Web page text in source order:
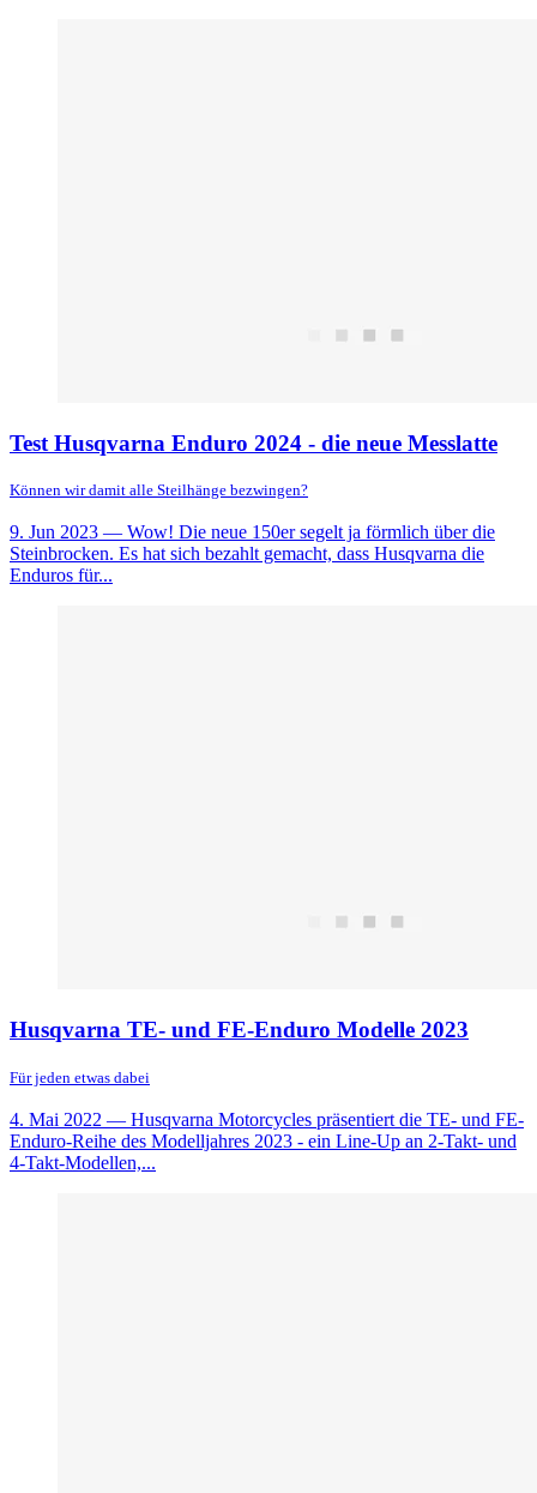
Test Husqvarna Enduro 2024 - die neue Messlatte
Können wir damit alle Steilhänge bezwingen?
9. Jun 2023 — Wow! Die neue 150er segelt ja förmlich über die
Steinbrocken. Es hat sich bezahlt gemacht, dass Husqvarna die
Enduros für...
Husqvarna TE- und FE-Enduro Modelle 2023
Für jeden etwas dabei
4. Mai 2022 — Husqvarna Motorcycles präsentiert die TE- und FE-
Enduro-Reihe des Modelljahres 2023 - ein Line-Up an 2-Takt- und
4-Takt-Modellen,...